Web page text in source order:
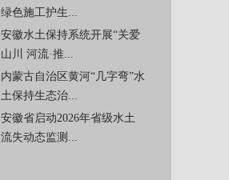
绿色施工护生...
安徽水土保持系统开展“关爱
山川 河流·推...
内蒙古自治区黄河“几字弯”水
土保持生态治...
安徽省启动2026年省级水土
流失动态监测...